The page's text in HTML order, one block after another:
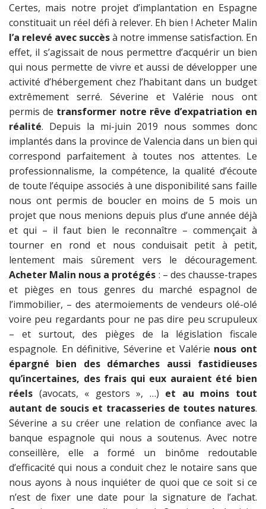
Certes, mais notre projet d’implantation en Espagne
constituait un réel défi à relever. Eh bien ! Acheter Malin
l’a relevé avec succèsà notre immense satisfaction. En
effet, il s’agissait de nous permettre d’acquérir un bien
qui nous permette de vivre et aussi de développer une
activité d’hébergement chez l’habitant dans un budget
extrêmement serré. Séverine et Valérie nous ont
permis de transformer notre rêve d’expatriation en
réalité. Depuis la mi-juin 2019 nous sommes donc
implantés dans la province de Valencia dans un bien qui
correspond parfaitement à toutes nos attentes. Le
professionnalisme, la compétence, la qualité d’écoute
de toute l’équipe associés à une disponibilité sans faille
nous ont permis de boucler en moins de 5 mois un
projet que nous menions depuis plus d’une année déjà
et qui – il faut bien le reconnaître – commençait à
tourner en rond et nous conduisait petit à petit,
lentement mais sûrement vers le découragement.
Acheter Malin nous a protégés : – des chausse-trapes
et pièges en tous genres du marché espagnol de
l’immobilier, – des atermoiements de vendeurs olé-olé
voire peu regardants pour ne pas dire peu scrupuleux
– et surtout, des pièges de la législation fiscale
espagnole. En définitive, Séverine et Valérie nous ont
épargné bien des démarches aussi fastidieuses
qu’incertaines, des frais qui eux auraient été bien
réels (avocats, « gestors », …) et au moins tout
autant de soucis et tracasseries de toutes natures.
Séverine a su créer une relation de confiance avec la
banque espagnole qui nous a soutenus. Avec notre
conseillère, elle a formé un binôme redoutable
d’efficacité qui nous a conduit chez le notaire sans que
nous ayons à nous inquiéter de quoi que ce soit si ce
n’est de fixer une date pour la signature de l’achat.